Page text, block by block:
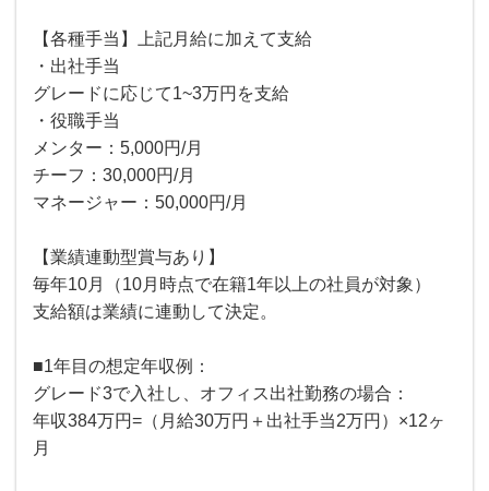
【各種手当】上記月給に加えて支給
・出社手当
グレードに応じて1~3万円を支給
・役職手当
メンター：5,000円/月
チーフ：30,000円/月
マネージャー：50,000円/月
【業績連動型賞与あり】
毎年10月（10月時点で在籍1年以上の社員が対象）
支給額は業績に連動して決定。
■1年目の想定年収例：
グレード3で入社し、オフィス出社勤務の場合：
年収384万円=（月給30万円＋出社手当2万円）×12ヶ
月